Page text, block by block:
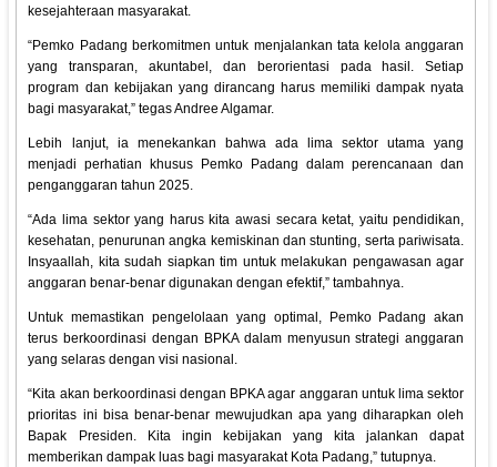
kesejahteraan masyarakat.
“Pemko Padang berkomitmen untuk menjalankan tata kelola anggaran
yang transparan, akuntabel, dan berorientasi pada hasil. Setiap
program dan kebijakan yang dirancang harus memiliki dampak nyata
bagi masyarakat,” tegas Andree Algamar.
Lebih lanjut, ia menekankan bahwa ada lima sektor utama yang
menjadi perhatian khusus Pemko Padang dalam perencanaan dan
penganggaran tahun 2025.
“Ada lima sektor yang harus kita awasi secara ketat, yaitu pendidikan,
kesehatan, penurunan angka kemiskinan dan stunting, serta pariwisata.
Insyaallah, kita sudah siapkan tim untuk melakukan pengawasan agar
anggaran benar-benar digunakan dengan efektif,” tambahnya.
Untuk memastikan pengelolaan yang optimal, Pemko Padang akan
terus berkoordinasi dengan BPKA dalam menyusun strategi anggaran
yang selaras dengan visi nasional.
“Kita akan berkoordinasi dengan BPKA agar anggaran untuk lima sektor
prioritas ini bisa benar-benar mewujudkan apa yang diharapkan oleh
Bapak Presiden. Kita ingin kebijakan yang kita jalankan dapat
memberikan dampak luas bagi masyarakat Kota Padang,” tutupnya.